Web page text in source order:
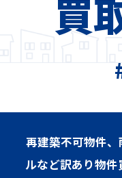
買
再建築不可物件
ルなど訳あり物